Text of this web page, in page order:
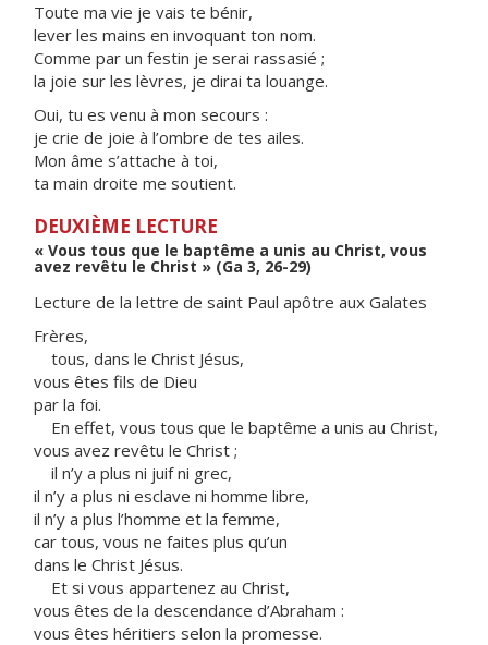
Toute ma vie je vais te bénir,
lever les mains en invoquant ton nom.
Comme par un festin je serai rassasié ;
la joie sur les lèvres, je dirai ta louange.
Oui, tu es venu à mon secours :
je crie de joie à l’ombre de tes ailes.
Mon âme s’attache à toi,
ta main droite me soutient.
DEUXIÈME LECTURE
« Vous tous que le baptême a unis au Christ, vous
avez revêtu le Christ » (Ga 3, 26-29)
Lecture de la lettre de saint Paul apôtre aux Galates
Frères,
tous, dans le Christ Jésus,
vous êtes fils de Dieu
par la foi.
En effet, vous tous que le baptême a unis au Christ,
vous avez revêtu le Christ ;
il n’y a plus ni juif ni grec,
il n’y a plus ni esclave ni homme libre,
il n’y a plus l’homme et la femme,
car tous, vous ne faites plus qu’un
dans le Christ Jésus.
Et si vous appartenez au Christ,
vous êtes de la descendance d’Abraham :
vous êtes héritiers selon la promesse.